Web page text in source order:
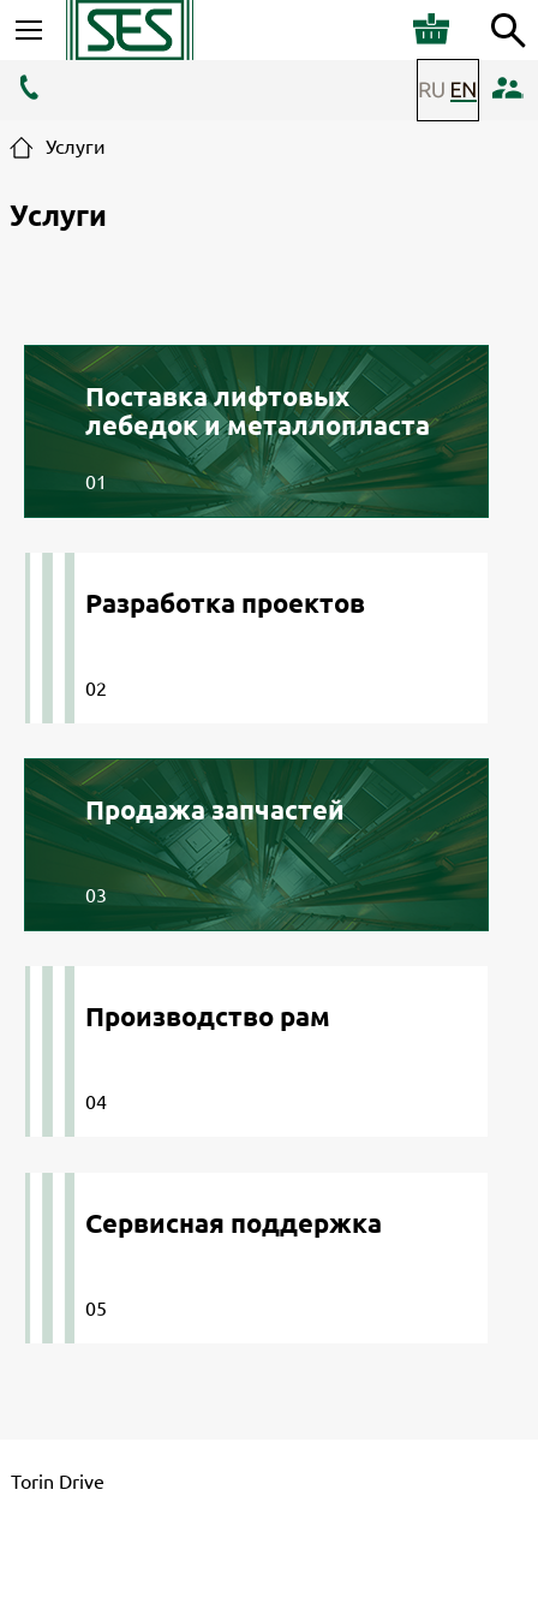
Услуги
Услуги
Поставка лифтовых
лебедок и металлопласта
01
Разработка проектов
02
Продажа запчастей
03
Производство рам
04
Сервисная поддержка
05
Torin Drive